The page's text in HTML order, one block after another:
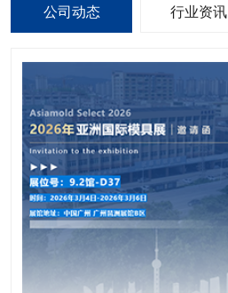
公司动态 行业资讯